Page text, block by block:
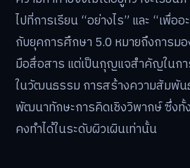
ไปที่การเรียน “อย่างไร” และ “เพื่ออ
กับยุคการศึกษา 5.0 หมายถึงการมอ
มือสื่อสาร แต่เป็นกุญแจสำคัญในกา
ในวัฒนธรรม การสร้างความสัมพั
พัฒนาทักษะการคิดเชิงวิพากษ์ ซึ่ง
คงทำได้ในระดับผิวเผินเท่านั้น